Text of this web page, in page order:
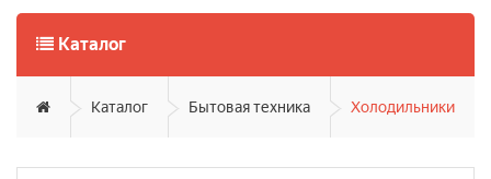
Каталог
Каталог Бытовая техника Холодильники